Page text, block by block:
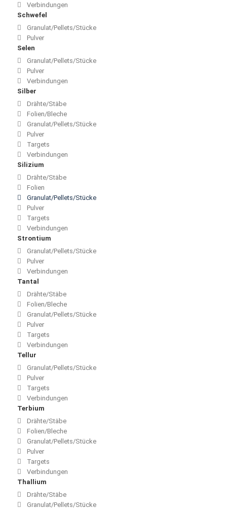
Verbindungen
Schwefel
Granulat/Pellets/Stücke
Pulver
Selen
Granulat/Pellets/Stücke
Pulver
Verbindungen
Silber
Drähte/Stäbe
Folien/Bleche
Granulat/Pellets/Stücke
Pulver
Targets
Verbindungen
Silizium
Drähte/Stäbe
Folien
Granulat/Pellets/Stücke
Pulver
Targets
Verbindungen
Strontium
Granulat/Pellets/Stücke
Pulver
Verbindungen
Tantal
Drähte/Stäbe
Folien/Bleche
Granulat/Pellets/Stücke
Pulver
Targets
Verbindungen
Tellur
Granulat/Pellets/Stücke
Pulver
Targets
Verbindungen
Terbium
Drähte/Stäbe
Folien/Bleche
Granulat/Pellets/Stücke
Pulver
Targets
Verbindungen
Thallium
Drähte/Stäbe
Granulat/Pellets/Stücke